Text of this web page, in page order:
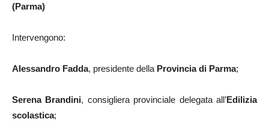
(Parma)
Intervengono:
Alessandro Fadda, presidente della Provincia di Parma;
Serena Brandini, consigliera provinciale delegata all’Edilizia
scolastica;